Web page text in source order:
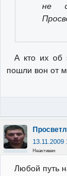
не
А кто их об
пошли вон от
13.11.2009
Неактивен
Любой путь